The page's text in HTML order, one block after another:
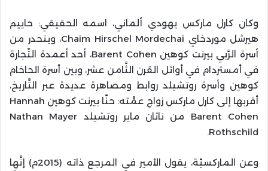
وكان كارل ماركس يهودي ألماني، اسمه الحقيقي: حاييم
هيرشل موردخاي Chaim Hirschel Mordechai، وينحدر من
أسرة الرَّبي بيرنت كوهين Barent Cohen، أحد أعمدة التّجارة
في أمستردام في أوائل القرن الثَّامن عشر، وبين أسرة الحاخام
كوهين وأسرة روتشيلد روابط ومصاهرة عديدة عبر التَّاريخ،
أقربها إلى كارل ماركس زواج عمَّته: حنَّا بيرنت كوهين Hannah
Barent Cohen من ناثان ماير روتشيلد Nathan Mayer
Rothschild.
وعن الماركسيَّة، يقول الأمير في المرجع ذاته (2015م) إنَّها